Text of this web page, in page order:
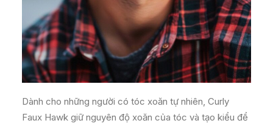
Dành cho những người có tóc xoăn tự nhiên, Curly
Faux Hawk giữ nguyên độ xoăn của tóc và tạo kiểu để